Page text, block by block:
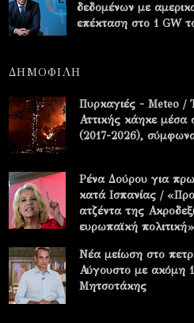
δεδομένων με
επέκταση στο 1 GW
ΔΗΜΟΦΙΛΗ
Πυρκαγιές - Meteo /
Αττικής κάηκε μέσα
(2017-2026),
Ρένα Δούρου για
κατά Ισπανίας /
ατζέντα της
ευρωπαϊκή πολιτική»
Νέα μείωση στο
Αύγουστο με ακόμη
Μητσοτάκης